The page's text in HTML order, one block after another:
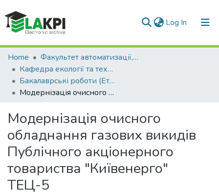
Log In (current)
Communities & Collections
All of DSpace
Statistics
Home
Факультет автоматизації, промислової інженерії та екології (ФАПІЕ)
Кафедра екології та технології рослинних полімерів (ЕтаТРП)
Бакалаврські роботи (ЕтаТРП)
Модернізація очисного обладнання газових викидів Публічного акціонерного товариства "Київенерго" ТЕЦ-5
Модернізація очисного
обладнання газових викидів
Публічного акціонерного
товариства "Київенерго"
ТЕЦ-5